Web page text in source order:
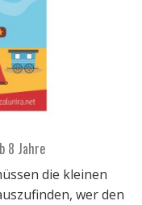
8 Jahre
die kleinen
wer den